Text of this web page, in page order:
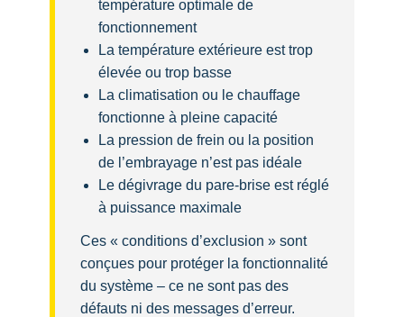
température optimale de
fonctionnement
La température extérieure est trop
élevée ou trop basse
La climatisation ou le chauffage
fonctionne à pleine capacité
La pression de frein ou la position
de l’embrayage n’est pas idéale
Le dégivrage du pare-brise est réglé
à puissance maximale
Ces « conditions d’exclusion » sont
conçues pour protéger la fonctionnalité
du système – ce ne sont pas des
défauts ni des messages d’erreur.